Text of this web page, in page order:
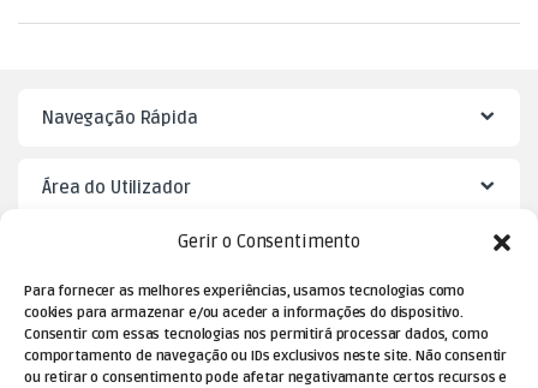
Gerir o Consentimento
Para fornecer as melhores experiências, usamos tecnologias como
cookies para armazenar e/ou aceder a informações do dispositivo.
Consentir com essas tecnologias nos permitirá processar dados, como
comportamento de navegação ou IDs exclusivos neste site. Não consentir
ou retirar o consentimento pode afetar negativamante certos recursos e
Navegação Rápida
Área do Utilizador